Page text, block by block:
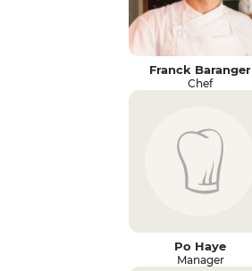
Franck Baranger
Chef
Po Haye
Manager